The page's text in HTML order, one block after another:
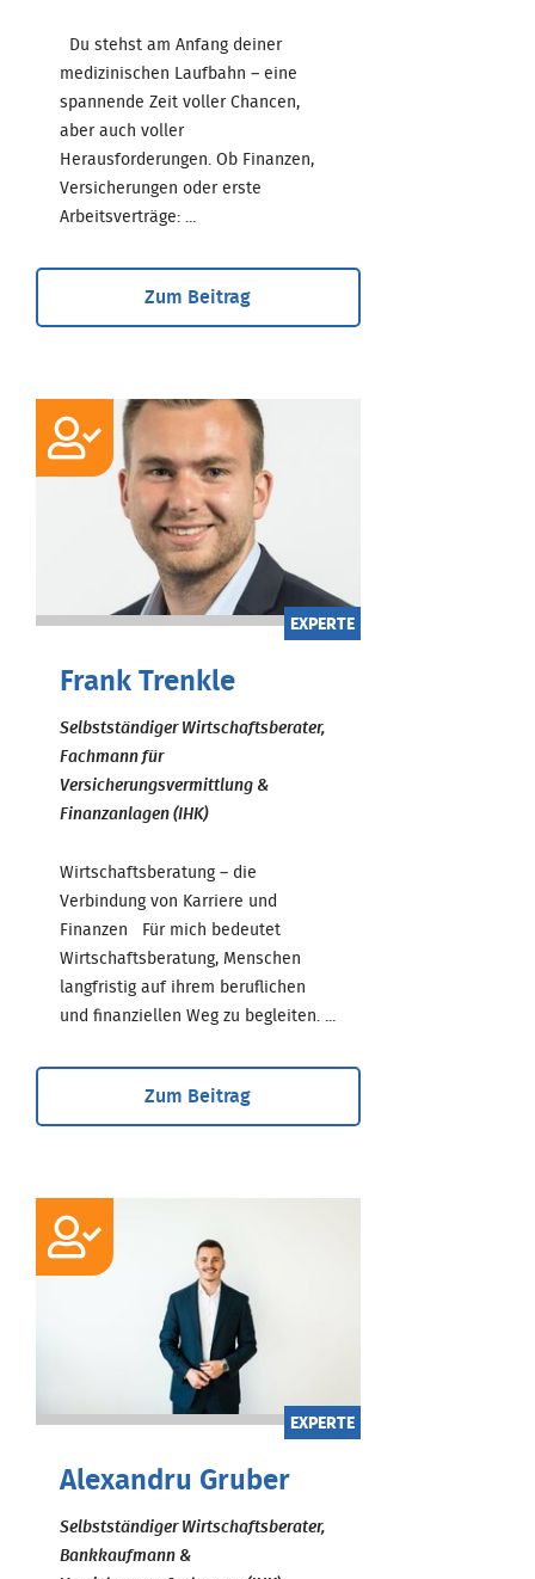
Du stehst am Anfang deiner
medizinischen Laufbahn – eine
spannende Zeit voller Chancen,
aber auch voller
Herausforderungen. Ob Finanzen,
Versicherungen oder erste
Arbeitsverträge: ...
Zum Beitrag
EXPERTE
Frank Trenkle
Selbstständiger Wirtschaftsberater,
Fachmann für
Versicherungsvermittlung &
Finanzanlagen (IHK)
Wirtschaftsberatung – die
Verbindung von Karriere und
Finanzen Für mich bedeutet
Wirtschaftsberatung, Menschen
langfristig auf ihrem beruflichen
und finanziellen Weg zu begleiten. ...
Zum Beitrag
EXPERTE
Alexandru Gruber
Selbstständiger Wirtschaftsberater,
Bankkaufmann &